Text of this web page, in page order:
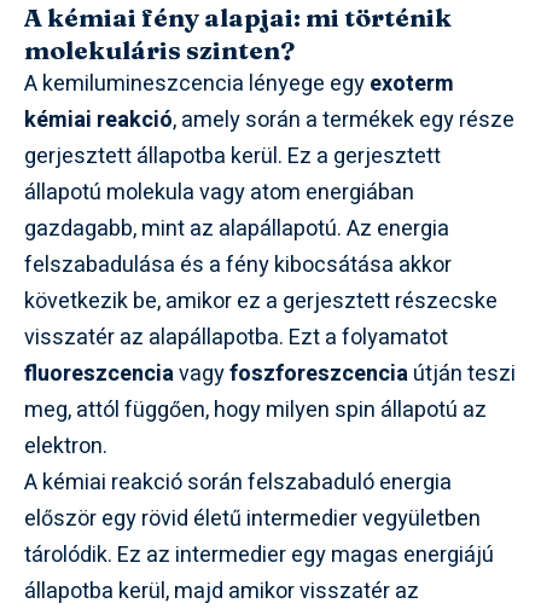
A kémiai fény alapjai: mi történik
molekuláris szinten?
A kemilumineszcencia lényege egyexoterm
kémiai reakció, amely során a termékek egy része
gerjesztett állapotba kerül. Ez a gerjesztett
állapotú molekula vagy atom energiában
gazdagabb, mint az alapállapotú. Az energia
felszabadulása és a fény kibocsátása akkor
következik be, amikor ez a gerjesztett részecske
visszatér az alapállapotba. Ezt a folyamatot
fluoreszcenciavagyfoszforeszcenciaútján teszi
meg, attól függően, hogy milyen spin állapotú az
elektron.
A kémiai reakció során felszabaduló energia
először egy rövid életű intermedier vegyületben
tárolódik. Ez az intermedier egy magas energiájú
állapotba kerül, majd amikor visszatér az